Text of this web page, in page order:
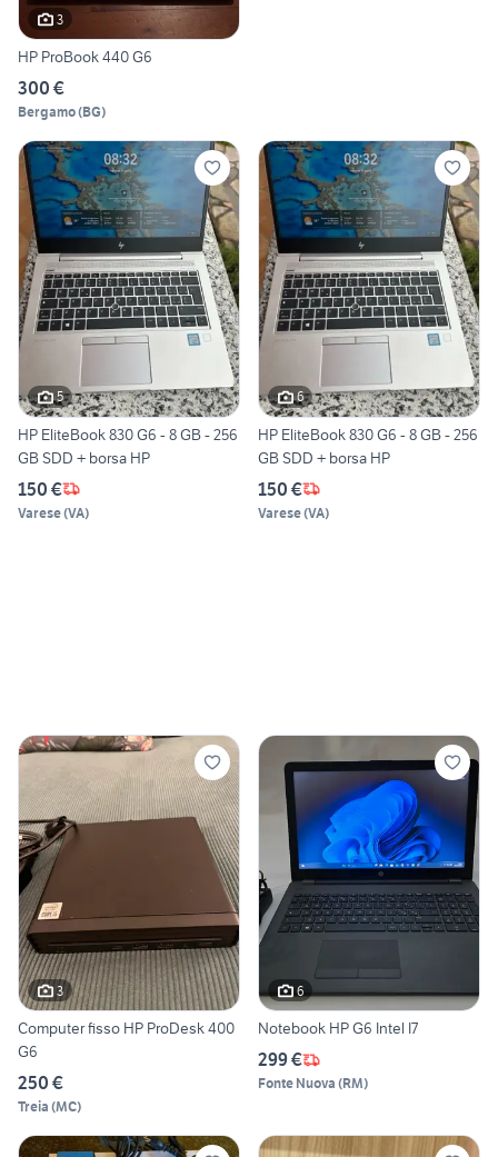
3
HP ProBook 440 G6
300 €
Bergamo(BG)
5
HP EliteBook 830 G6 - 8 GB - 256
GB SDD + borsa HP
150 €
Varese(VA)
6
HP EliteBook 830 G6 - 8 GB - 256
GB SDD + borsa HP
150 €
Varese(VA)
3
Computer fisso HP ProDesk 400
G6
250 €
Treia (MC)
6
Notebook HP G6 Intel I7
299 €
Fonte Nuova (RM)